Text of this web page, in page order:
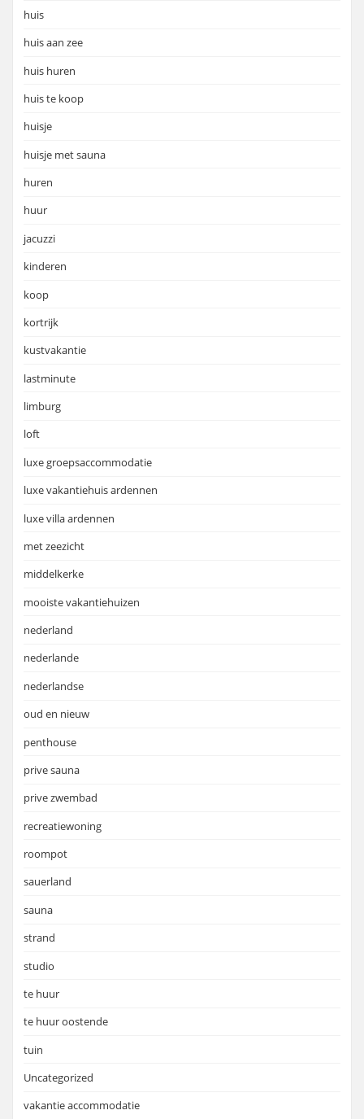
huis
huis aan zee
huis huren
huis te koop
huisje
huisje met sauna
huren
huur
jacuzzi
kinderen
koop
kortrijk
kustvakantie
lastminute
limburg
loft
luxe groepsaccommodatie
luxe vakantiehuis ardennen
luxe villa ardennen
met zeezicht
middelkerke
mooiste vakantiehuizen
nederland
nederlande
nederlandse
oud en nieuw
penthouse
prive sauna
prive zwembad
recreatiewoning
roompot
sauerland
sauna
strand
studio
te huur
te huur oostende
tuin
Uncategorized
vakantie accommodatie